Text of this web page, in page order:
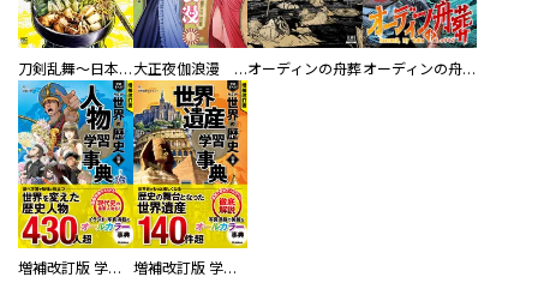
刀剣乱舞～日本号つれづれ酒～ 大正夜伽浪漫 －金曜日の花嫁—オーディンの舟葬 オーディンの舟葬 分冊版
増補改訂版 学研まんが NEW世界の歴史 別巻 人物学習事典 増補改訂版 学研まんが NEW世界の歴史 別巻 世界遺産学習事典